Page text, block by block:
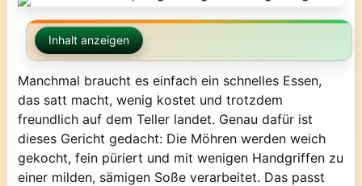
Inhalt anzeigen
Manchmal braucht es einfach ein schnelles Essen,
das satt macht, wenig kostet und trotzdem
freundlich auf dem Teller landet. Genau dafür ist
dieses Gericht gedacht: Die Möhren werden weich
gekocht, fein püriert und mit wenigen Handgriffen zu
einer milden, sämigen Soße verarbeitet. Das passt